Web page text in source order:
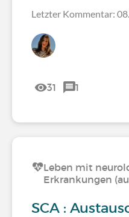
Letzter Kommentar:
31 1
Leben mit
Erkrankungen
SCA :